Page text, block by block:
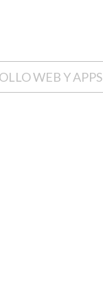
WEB Y APPS